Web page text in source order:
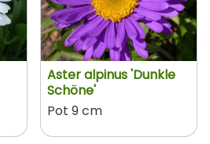
Aster alpinus 'Dunkle
Schöne'
Pot 9 cm